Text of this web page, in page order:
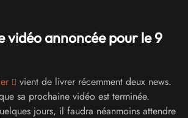
vidéo annoncée pour le 9
vient de livrer récemment deux news.
sa prochaine vidéo est terminée.
jours, il faudra néanmoins attendre